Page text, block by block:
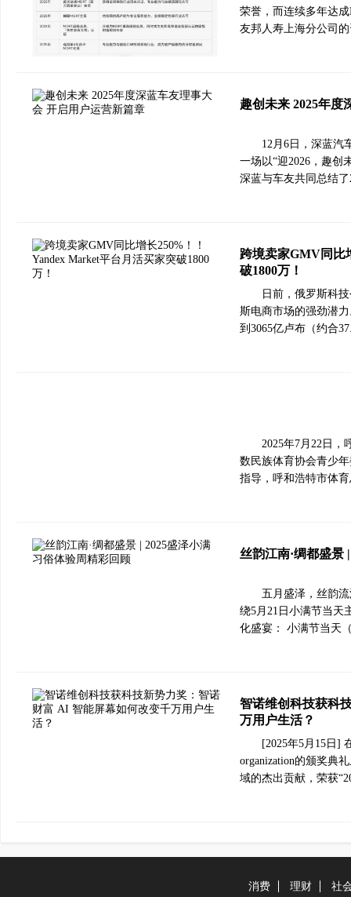
荣誉，而连续多年达
友邦人寿上海分公司
趣创未来 2025年度
12月6日，深蓝汽
一场以“迎2026，趣创
深蓝与车友共同总结
跨境卖家GMV同比
破1800万！
日前，俄罗斯科
斯电商市场的强劲潜力
到3065亿卢布（约合
2025年7月22日，
数民族体育协会青少
指导，呼和浩特市体
丝韵江南·绸都盛景
五月盛泽，丝韵
绕5月21日小满节当天
化盛宴： 小满节当天
智诺维创科技获科
万用户生活？
[2025年5月15日]
organization的颁奖典
域的杰出贡献，荣获
消费 理财 社